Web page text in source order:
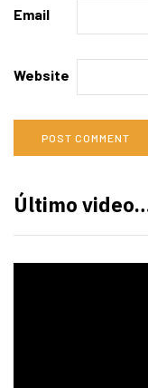
Email
Website
Último